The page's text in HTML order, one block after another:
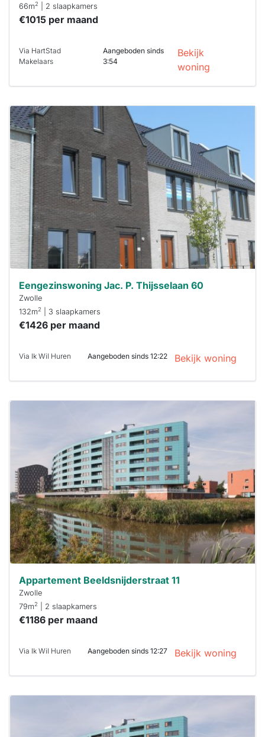
66m2 | 2 slaapkamers
€1015 per maand
Via HartStad
Makelaars
Aangeboden sinds
3:54
Bekijk
woning
Deze woning
waarschijnlijk
al verhuurd
Om kans te
maken moet je
binnen 15
minuten
reageren.
Stekkies helpt
je hierbij!
Eengezinswoning Jac. P. Thijsselaan 60
Zwolle
132m2 | 3 slaapkamers
€1426 per maand
Via Ik Wil Huren Aangeboden sinds 12:22 Bekijk woning
Om kans te
maken moet je
binnen 15
minuten
reageren.
Stekkies helpt
je hierbij!
Appartement Beeldsnijderstraat 11
Zwolle
79m2 | 2 slaapkamers
€1186 per maand
Via Ik Wil Huren Aangeboden sinds 12:27 Bekijk woning